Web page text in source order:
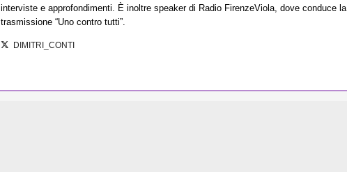
interviste e approfondimenti. È inoltre speaker di Radio FirenzeViola, dove conduce la
trasmissione “Uno contro tutti”.
DIMITRI_CONTI